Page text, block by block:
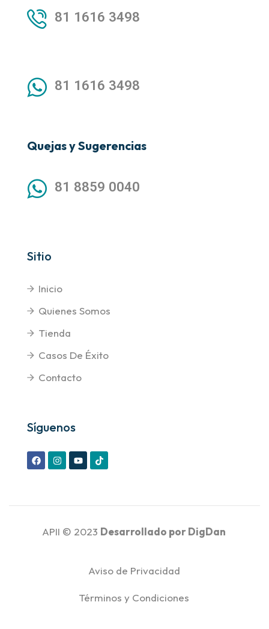
81 1616 3498
81 1616 3498
Quejas y Sugerencias
81 8859 0040
Sitio
Inicio
Quienes Somos
Tienda
Casos De Éxito
Contacto
Síguenos
APII © 2023 Desarrollado porDigDan
Aviso de Privacidad
Términos y Condiciones